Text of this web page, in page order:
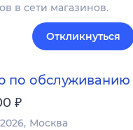
в сети магазинов.
Откликнуться
по обслуживанию
₽
Москва